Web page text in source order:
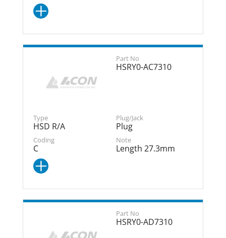
HSRY0-AC7310
HSD R/A
Plug
C
Length 27.3mm
HSRY0-AD7310